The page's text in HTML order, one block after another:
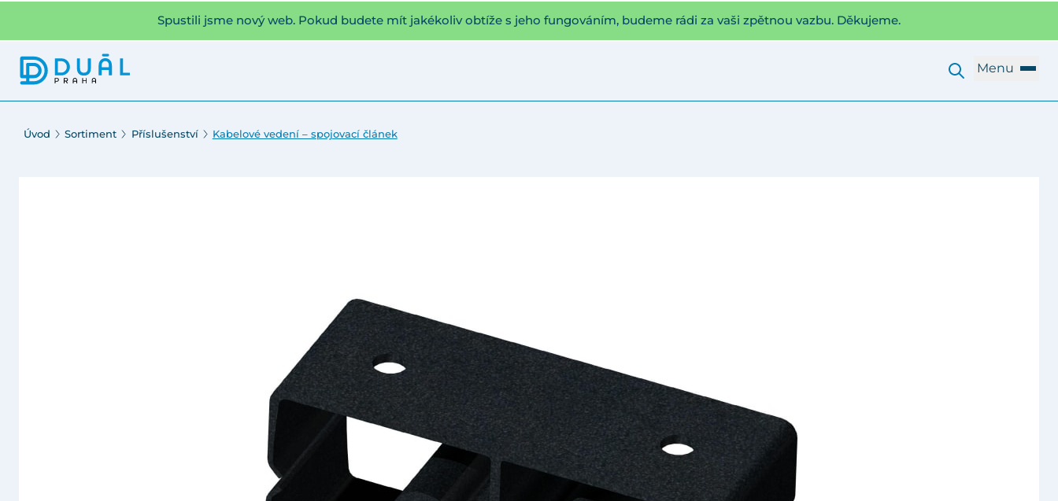
Spustili jsme nový web. Pokud budete mít jakékoliv obtíže s jeho fungováním, budeme rádi za vaši zpětnou vazbu. Děkujeme.
Menu
Úvod Sortiment Příslušenství Kabelové vedení – spojovací článek